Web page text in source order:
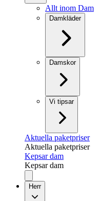
Allt inom Dam
Damkläder
Damskor
Vi tipsar
Aktuella paketpriser
Aktuella paketpriser
Kepsar dam
Kepsar dam
Herr